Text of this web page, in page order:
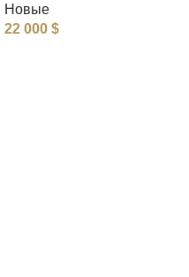
Новые
22 000 $